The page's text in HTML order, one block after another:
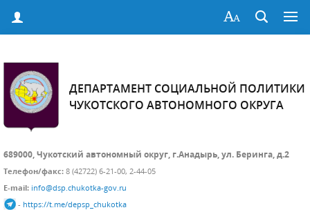
ДЕПАРТАМЕНТ СОЦИАЛЬНОЙ ПОЛИТИКИ
ЧУКОТСКОГО АВТОНОМНОГО ОКРУГА
689000, Чукотский автономный округ, г.Анадырь, ул. Беринга, д.2
Телефон/факс: 8 (42722) 6-21-00, 2-44-05
E-mail: info@dsp.chukotka-gov.ru
- https://t.me/depsp_chukotka